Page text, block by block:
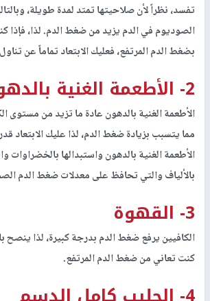
تفسد، نظراً لأن صلاحيتها تمتد لمدة طويلة،
الصوديوم في الدم يزيد من ضغط الدم. لذا، فإذا
بضغط الدم المرتفع، فعليك الابتعاد تماماً عن
2- الأطعمة الغنية بالدهون
الأطعمة الغنية بالدهون عادة ما تزيد من مستوى
مما يتسبب بزيادة ضغط الدم، لذا عليك الابتعاد
الأطعمة الغنية بالدهون واستبدالها بالخضراوات
بالألياف والتي تحافظ على معدلات ضغط الدم
3- القهوة
الكافيين يرفع ضغط الدم بدرجة كبيرة، لذا ينصح
كنت تعاني من ضغط الدم المرتفع.